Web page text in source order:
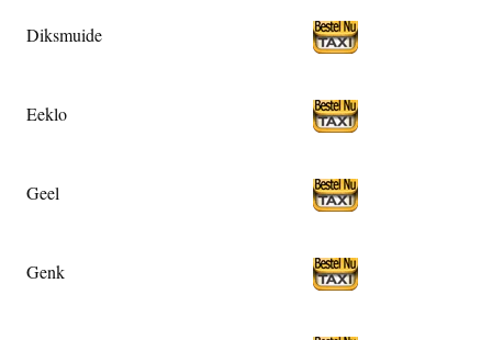
Diksmuide
Eeklo
Geel
Genk